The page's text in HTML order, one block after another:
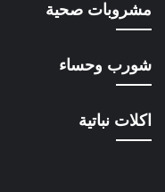
مشروبات صحية
شورب وحساء
اكلات نباتية